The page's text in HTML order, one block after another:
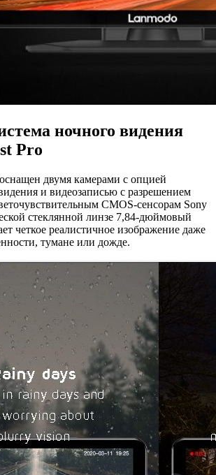
ночного видения
Pro
двумя камерами с опцией
и видеозаписью с разрешением
CMOS-сенсорам Sony
стеклянной линзе 7,84-дюймовый
четкое реалистичное изображение даже
тумане или дожде.